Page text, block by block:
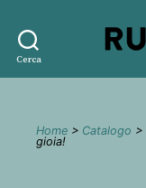
Cerca
Home > Catalogo >
gioia!